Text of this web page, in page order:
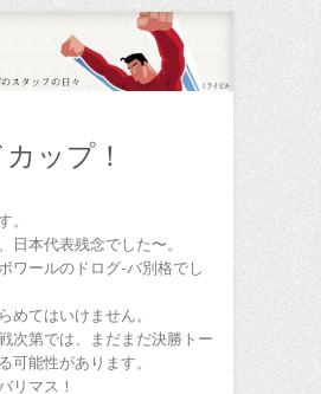
ップ！
。
日本代表残念でした〜。
ワールのドログ-バ別格でし
めてはいけません。
次第では、まだまだ決勝トー
可能性があります。
リマス！